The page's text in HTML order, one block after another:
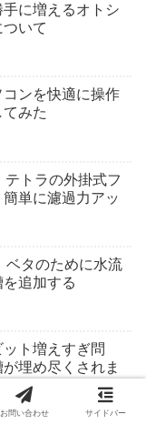
に増えるオトシ
いて
ンを快適に操作
みた
テトラの外掛式フ
単に濾過力アッ
ベタのために水流
追加する
ト増えすぎ問
埋め尽くされま
お問い合わせ サイドバー